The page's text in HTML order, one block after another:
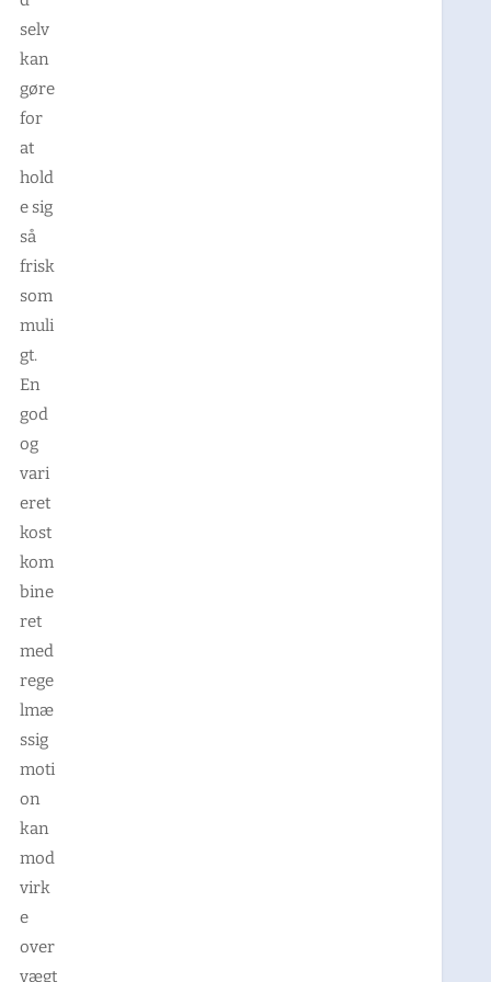
selv
kan
gøre
for
at
hold
e sig
så
frisk
som
muli
gt.
En
god
og
vari
eret
kost
kom
bine
ret
med
rege
lmæ
ssig
moti
on
kan
mod
virk
e
over
vægt